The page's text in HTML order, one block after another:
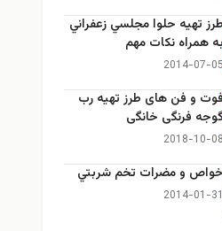
طرز تهيه حلوا مجلسي زعفراني
به همراه نكات مهم
2014-07-05
فوت و فن های طرز تهیه رب
گوجه فرنگی خانگی
2018-10-08
خواص و مضرات تخم شربتي
2014-01-31